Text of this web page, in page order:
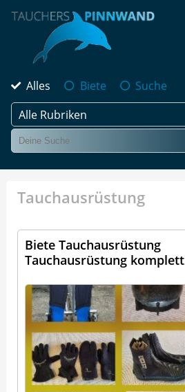
Alles Biete
Suche
Alle Rubriken
Tauchausrüstung
Biete Tauchausrüstung
Tauchausrüstung komplett